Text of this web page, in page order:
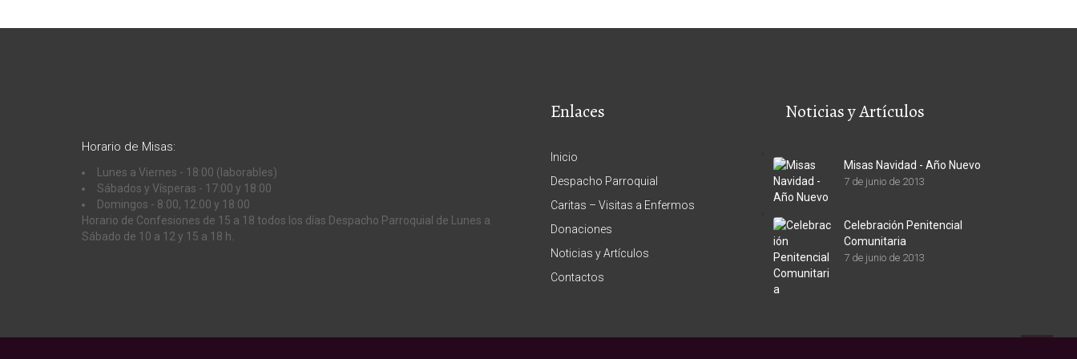
Horario de Misas:
Lunes a Viernes - 18:00 (laborables)
Sábados y Vísperas - 17:00 y 18:00
Domingos - 8:00, 12:00 y 18:00
Horario de Confesiones de 15 a 18 todos los días Despacho Parroquial de Lunes a
Sábado de 10 a 12 y 15 a 18 h.
Enlaces
Inicio
Despacho Parroquial
Caritas – Visitas a Enfermos
Donaciones
Noticias y Artículos
Contactos
Noticias y Artículos
Misas Navidad - Año Nuevo
7 de junio de 2013
Celebración Penitencial
Comunitaria
7 de junio de 2013